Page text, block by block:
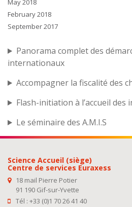
May 2018
February 2018
September 2017
Panorama complet des
internationaux
Accompagner la fiscalité des
Flash-initiation à l’accueil
Le séminaire des A.M.I.S
Science Accueil (siège)
Centre de services Euraxess
18 mail Pierre Potier
91 190 Gif-sur-Yvette
Tél : +33 (0)1 70 26 41 40